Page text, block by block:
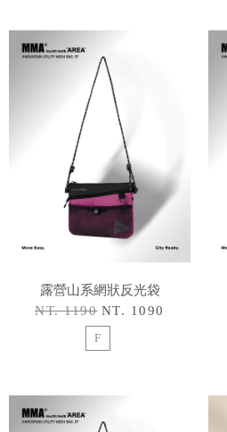
露營山系網狀反光袋
NT. 1190 NT. 1090
F